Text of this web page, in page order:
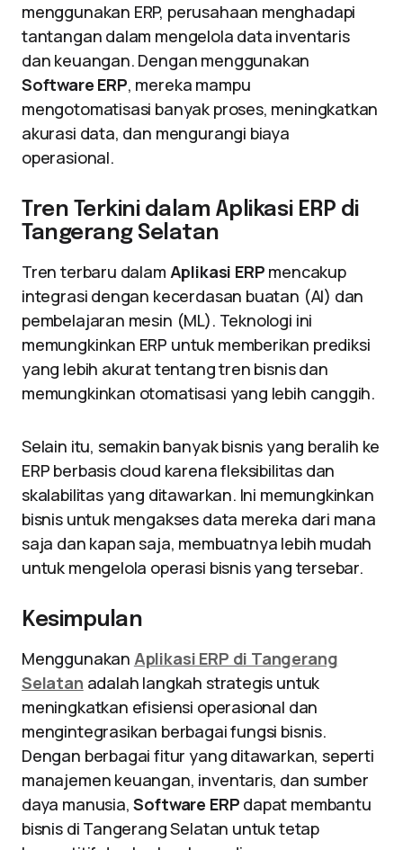
menggunakan ERP, perusahaan menghadapi
tantangan dalam mengelola data inventaris
dan keuangan. Dengan menggunakan
Software ERP, mereka mampu
mengotomatisasi banyak proses, meningkatkan
akurasi data, dan mengurangi biaya
operasional.
Tren Terkini dalam Aplikasi ERP di
Tangerang Selatan
Tren terbaru dalam Aplikasi ERP mencakup
integrasi dengan kecerdasan buatan (AI) dan
pembelajaran mesin (ML). Teknologi ini
memungkinkan ERP untuk memberikan prediksi
yang lebih akurat tentang tren bisnis dan
memungkinkan otomatisasi yang lebih canggih.
Selain itu, semakin banyak bisnis yang beralih ke
ERP berbasis cloud karena fleksibilitas dan
skalabilitas yang ditawarkan. Ini memungkinkan
bisnis untuk mengakses data mereka dari mana
saja dan kapan saja, membuatnya lebih mudah
untuk mengelola operasi bisnis yang tersebar.
Kesimpulan
Menggunakan Aplikasi ERP di Tangerang
Selatan adalah langkah strategis untuk
meningkatkan efisiensi operasional dan
mengintegrasikan berbagai fungsi bisnis.
Dengan berbagai fitur yang ditawarkan, seperti
manajemen keuangan, inventaris, dan sumber
daya manusia,Software ERP dapat membantu
bisnis di Tangerang Selatan untuk tetap